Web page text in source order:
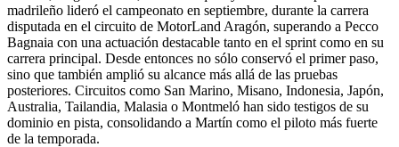
madrileño lideró el campeonato en septiembre, durante la carrera
disputada en el circuito de MotorLand Aragón, superando a Pecco
Bagnaia con una actuación destacable tanto en el sprint como en su
carrera principal. Desde entonces no sólo conservó el primer paso,
sino que también amplió su alcance más allá de las pruebas
posteriores. Circuitos como San Marino, Misano, Indonesia, Japón,
Australia, Tailandia, Malasia o Montmeló han sido testigos de su
dominio en pista, consolidando a Martín como el piloto más fuerte
de la temporada.